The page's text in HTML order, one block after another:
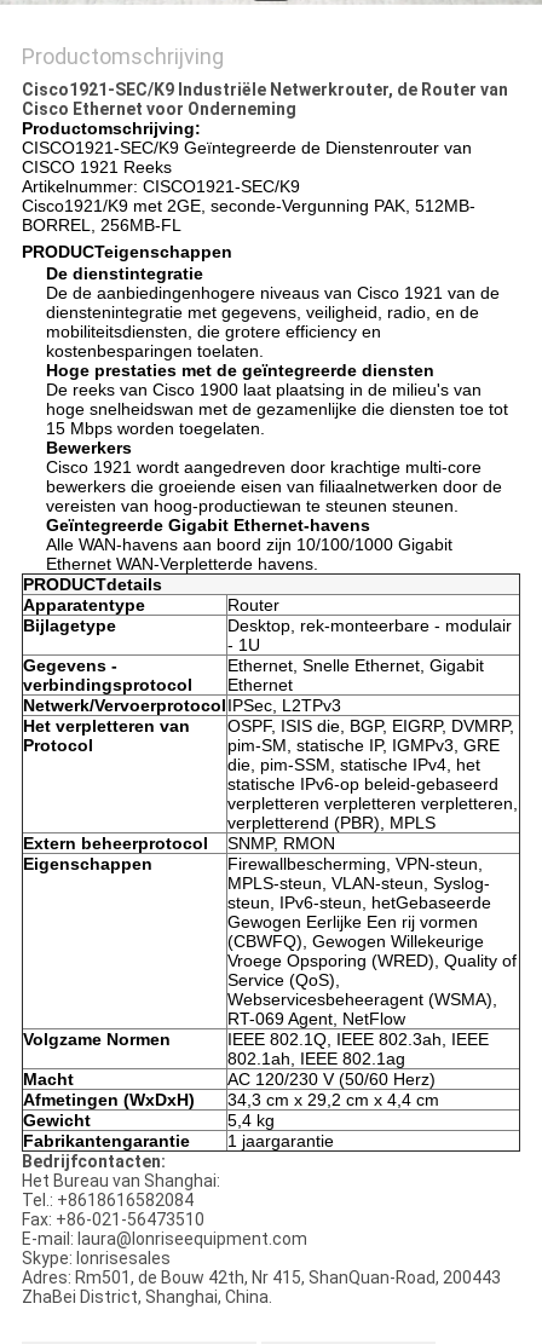
Productomschrijving
Cisco1921-SEC/K9 Industriële Netwerkrouter, de Router van
Cisco Ethernet voor Onderneming
Productomschrijving:
CISCO1921-SEC/K9 Geïntegreerde de Dienstenrouter van
CISCO 1921 Reeks
Artikelnummer: CISCO1921-SEC/K9
Cisco1921/K9 met 2GE, seconde-Vergunning PAK, 512MB-
BORREL, 256MB-FL
PRODUCTeigenschappen
De dienstintegratie
De de aanbiedingenhogere niveaus van Cisco 1921 van de
dienstenintegratie met gegevens, veiligheid, radio, en de
mobiliteitsdiensten, die grotere efficiency en
kostenbesparingen toelaten.
Hoge prestaties met de geïntegreerde diensten
De reeks van Cisco 1900 laat plaatsing in de milieu's van
hoge snelheidswan met de gezamenlijke die diensten toe tot
15 Mbps worden toegelaten.
Bewerkers
Cisco 1921 wordt aangedreven door krachtige multi-core
bewerkers die groeiende eisen van filiaalnetwerken door de
vereisten van hoog-productiewan te steunen steunen.
Geïntegreerde Gigabit Ethernet-havens
Alle WAN-havens aan boord zijn 10/100/1000 Gigabit
Ethernet WAN-Verpletterde havens.
PRODUCTdetails
Apparatentype
Router
Bijlagetype
Desktop, rek-monteerbare - modulair
- 1U
Gegevens -
verbindingsprotocol
Ethernet, Snelle Ethernet, Gigabit
Ethernet
Netwerk/VervoerprotocolIPSec, L2TPv3
Het verpletteren van
Protocol
OSPF, ISIS die, BGP, EIGRP, DVMRP,
pim-SM, statische IP, IGMPv3, GRE
die, pim-SSM, statische IPv4, het
statische IPv6-op beleid-gebaseerd
verpletteren verpletteren verpletteren,
verpletterend (PBR), MPLS
Extern beheerprotocol
SNMP, RMON
Eigenschappen
Firewallbescherming, VPN-steun,
MPLS-steun, VLAN-steun, Syslog-
steun, IPv6-steun, hetGebaseerde
Gewogen Eerlijke Een rij vormen
(CBWFQ), Gewogen Willekeurige
Vroege Opsporing (WRED), Quality of
Service (QoS),
Webservicesbeheeragent (WSMA),
RT-069 Agent, NetFlow
Volgzame Normen
IEEE 802.1Q, IEEE 802.3ah, IEEE
802.1ah, IEEE 802.1ag
Macht
AC 120/230 V (50/60 Herz)
Afmetingen (WxDxH)
34,3 cm x 29,2 cm x 4,4 cm
Gewicht
5,4 kg
Fabrikantengarantie
1 jaargarantie
Bedrijfcontacten:
Het Bureau van Shanghai:
Tel.: +8618616582084
Fax: +86-021-56473510
E-mail: laura@lonriseequipment.com
Skype: lonrisesales
Adres: Rm501, de Bouw 42th, Nr 415, ShanQuan-Road, 200443
ZhaBei District, Shanghai, China.